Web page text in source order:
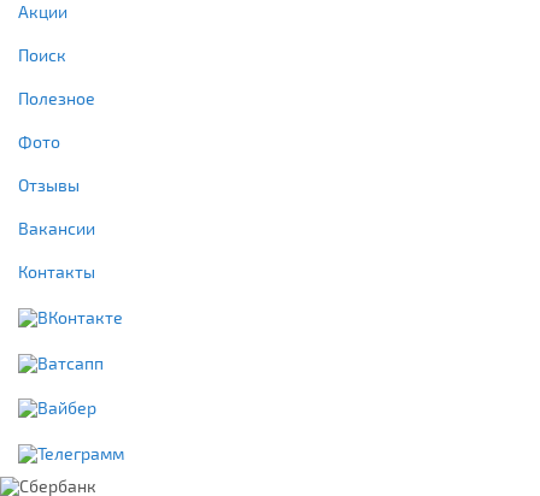
Акции
Поиск
Полезное
Фото
Отзывы
Вакансии
Контакты